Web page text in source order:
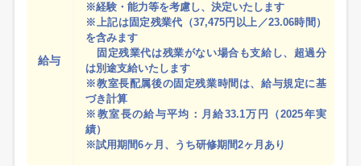
給与
※経験・能力等を考慮し、決定いたします
※上記は固定残業代（37,475円以上／23.06時間）
を含みます
固定残業代は残業がない場合も支給し、超過分
は別途支給いたします
※教室長配属後の固定残業時間は、給与規定に基
づき計算
※教室長の給与平均：月給33.1万円（2025年実
績）
※試用期間6ヶ月、うち研修期間2ヶ月あり